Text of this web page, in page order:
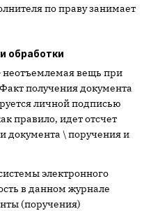
по праву занимает
обработки
неотъемлемая вещь при
получения документа
личной подписью
правило, идет отсчет
документа \ поручения и
электронного
в данном журнале
(поручения)